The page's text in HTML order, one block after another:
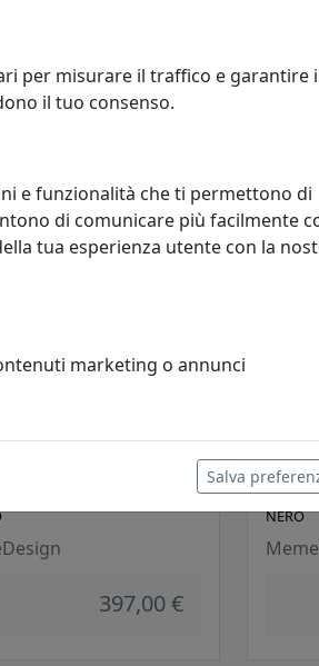
IN VETRO MARMO SAHARA
CON
BLACK
397,00 €
IN
NERO
per misurare il traffico e garantire
il tuo consenso.
e funzionalità che ti permettono di
di comunicare più facilmente
tua esperienza utente con la
marketing o annunci
Salva